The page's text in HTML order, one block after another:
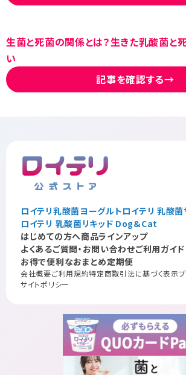
生菌と死菌の関係とは？生きた乳酸菌と
い
記事を確認する→
ロイテリ乳酸菌ヨーグルトロイテリ 乳酸菌
ロイテリ 乳酸菌リキッド Dog&Cat
はじめての方へ商品ラインアップ
よくあるご質問・お問い合わせご利用ガイド
お得で便利なおまとめ定期便
会社概要ご利用規約特定商取引法に基づく表示
サイトポリシー